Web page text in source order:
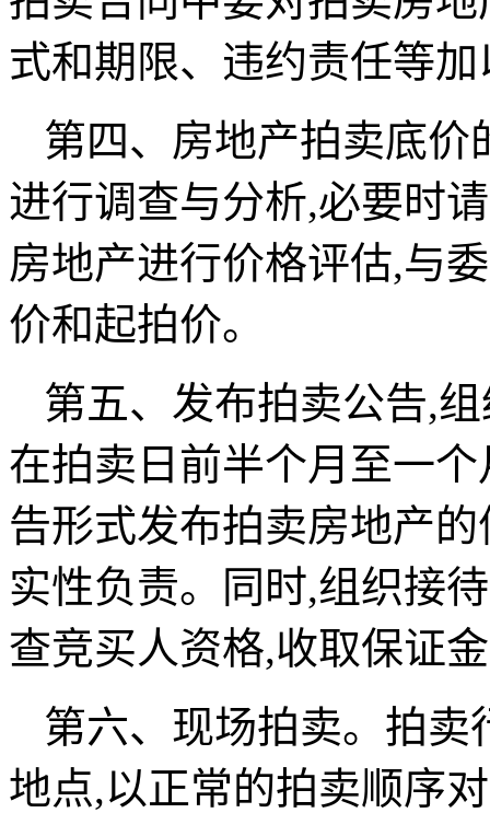
式和期限、违约责任等
第四、房地产拍卖底
进行调查与分析,必要时
房地产进行价格评估,与
价和起拍价。
第五、发布拍卖公告,
在拍卖日前半个月至一
告形式发布拍卖房地产
实性负责。同时,组织接
查竞买人资格,收取保证
第六、现场拍卖。拍
地点,以正常的拍卖顺序